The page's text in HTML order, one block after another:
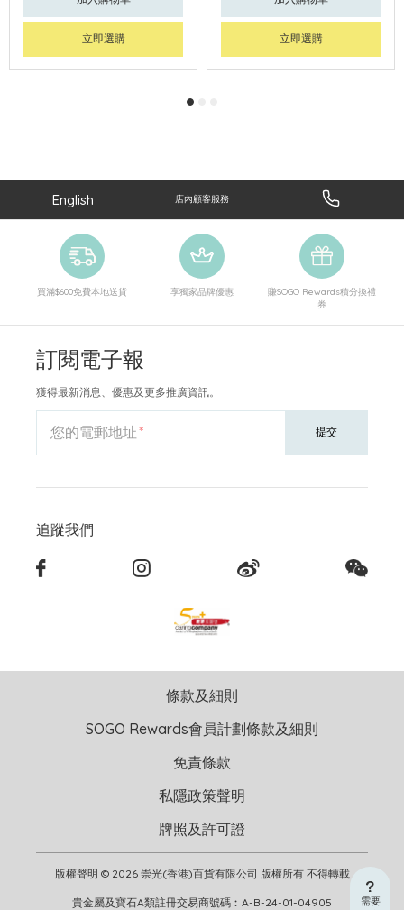
立即選購 立即選購
需要
English 店內顧客服務
買滿$600免費本地送貨 享獨家品牌優惠
賺SOGO Rewards積分換禮
券
訂閱電子報
獲得最新消息、優惠及更多推廣資訊。
您的電郵地址 提交
追蹤我們
版權聲明 © 2026 崇光(香港)百貨有限公司 版權所有 不得轉載
貴金屬及寶石A類註冊交易商號碼︰A-B-24-01-04905
條款及細則
SOGO Rewards會員計劃條款及細則
免責條款
私隱政策聲明
牌照及許可證